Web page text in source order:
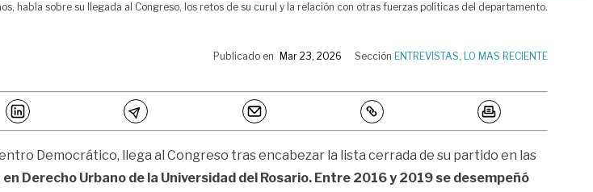
habla sobre su llegada al Congreso, los retos de su curul y la relación con otras fuerzas políticas del departamento.
Publicado en Mar 23, 2026 Sección ENTREVISTAS, LO MAS RECIENTE
Democrático, llega al Congreso tras encabezar la lista cerrada de su partido en las
Derecho Urbano de la Universidad del Rosario. Entre 2016 y 2019 se desempeñó